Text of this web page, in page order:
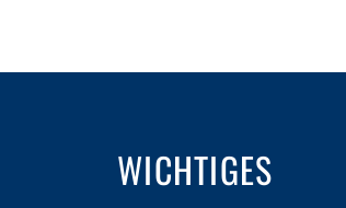
WICHTIGES